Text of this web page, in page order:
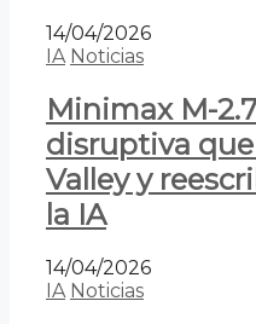
14/04/2026
IA Noticias
Minimax M-
disruptiva
Valley y
la IA
14/04/2026
IA Noticias